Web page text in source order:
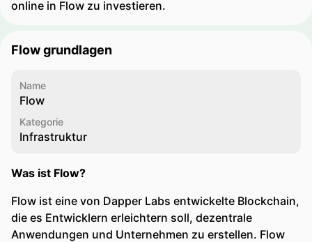
online in Flow zu investieren.
Flow grundlagen
Name
Flow
Kategorie
Infrastruktur
Was ist Flow?
Flow ist eine von Dapper Labs entwickelte Blockchain,
die es Entwicklern erleichtern soll, dezentrale
Anwendungen und Unternehmen zu erstellen. Flow